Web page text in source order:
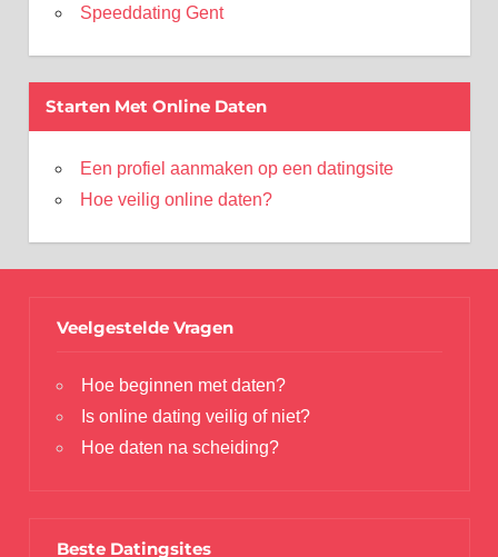
Speeddating Gent
Starten Met Online Daten
Een profiel aanmaken op een datingsite
Hoe veilig online daten?
Veelgestelde Vragen
Hoe beginnen met daten?
Is online dating veilig of niet?
Hoe daten na scheiding?
Beste Datingsites